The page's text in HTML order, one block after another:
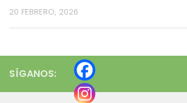
20 FEBRERO, 2026
SÍGANOS: